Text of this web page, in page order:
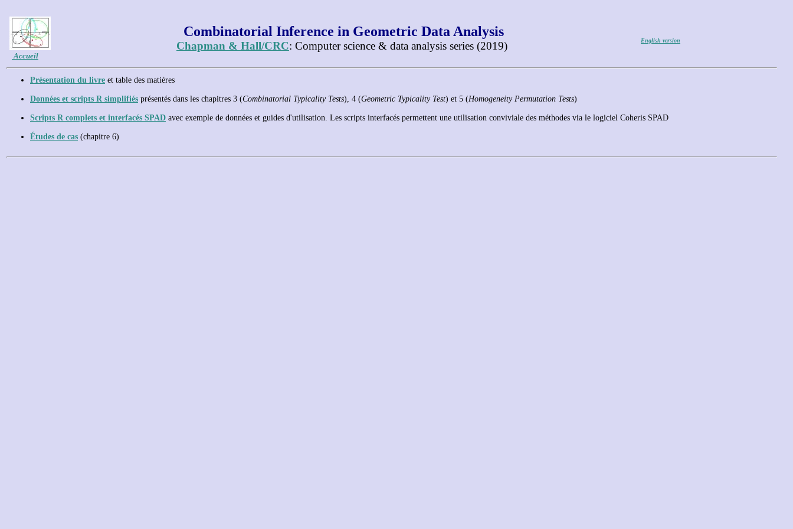
Combinatorial Inference in Geometric Data Analysis
Chapman & Hall/CRC: Computer science & data analysis series (2019) English version
Accueil
Présentation du livre et table des matières
Données et scripts R simplifiés présentés dans les chapitres 3 (Combinatorial Typicality Tests), 4 (Geometric Typicality Test) et 5 (Homogeneity Permutation Tests)
Scripts R complets et interfacés SPAD avec exemple de données et guides d'utilisation. Les scripts interfacés permettent une utilisation conviviale des méthodes via le logiciel Coheris SPAD
Études de cas (chapitre 6)